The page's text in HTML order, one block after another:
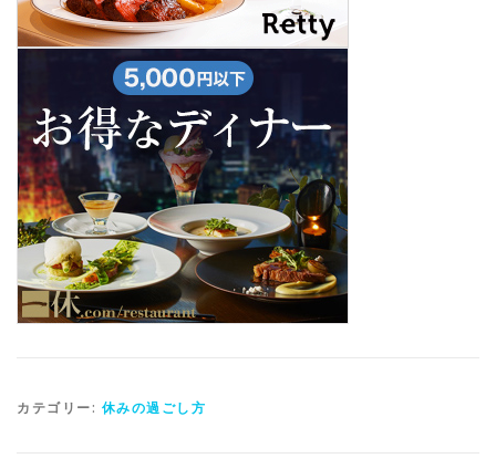
カテゴリー: 休みの過ごし方